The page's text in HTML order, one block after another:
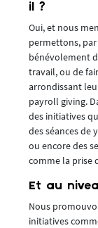
il ?
Oui, et nous
permettons, par
bénévolement
travail, ou de
arrondissant
payroll giving.
des initiatives
des séances de
ou encore des
comme la prise
Et au
Nous
initiatives